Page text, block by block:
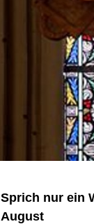
Sprich nur ein
August